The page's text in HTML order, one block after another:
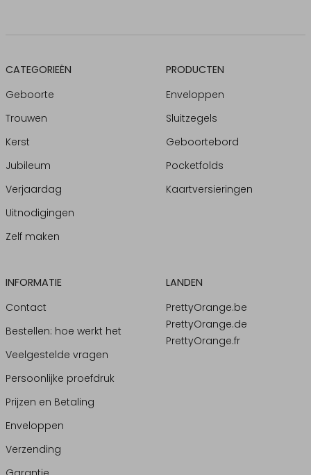
CATEGORIEËN
Geboorte
Trouwen
Kerst
Jubileum
Verjaardag
Uitnodigingen
Zelf maken
PRODUCTEN
Enveloppen
Sluitzegels
Geboortebord
Pocketfolds
Kaartversieringen
INFORMATIE
Contact
Bestellen: hoe werkt het
Veelgestelde vragen
Persoonlijke proefdruk
Prijzen en Betaling
Enveloppen
Verzending
LANDEN
PrettyOrange.be
PrettyOrange.de
PrettyOrange.fr